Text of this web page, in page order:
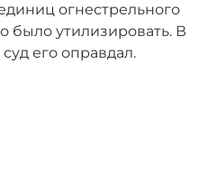
огнестрельного
было утилизировать. В
его оправдал.